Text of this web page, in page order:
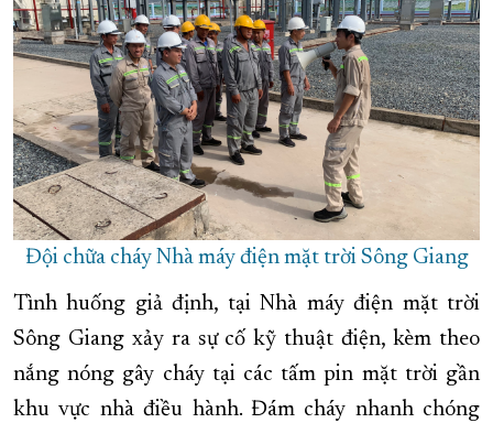
Đội chữa cháy Nhà máy điện mặt trời Sông Giang
Tình huống giả định, tại Nhà máy điện mặt trời
Sông Giang xảy ra sự cố kỹ thuật điện, kèm theo
nắng nóng gây cháy tại các tấm pin mặt trời gần
khu vực nhà điều hành. Đám cháy nhanh chóng